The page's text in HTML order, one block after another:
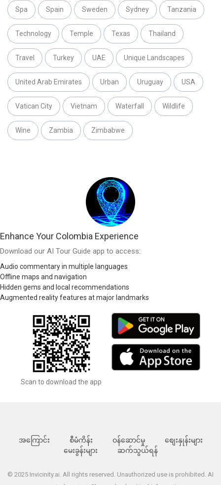
Spa Spain Sweden Sydney Tanzania
Technology Temple Texas Thailand
Travel Turkey UAE Unique Landscapes
United Arab Emirates Urban Uruguay USA
Vatican City Vietnam Waterfall Wildlife
Wine Zambia Zimbabwe
Enhance Your Colombia Experience
Download our AI Tour Guide app to access:
Audio commentary in multiple languages
Offline maps and navigation
Hidden gems and local recommendations
Augmented reality features at major landmarks
Scan to download the app
အကြောင်း စီမံကိန်း ဝန်ဆောင်မှု
စျေးနှုန်းများ
မေးခွန်းများ
ဆက်သွယ်ရန်
© 2025 Invicinity.ai. All rights reserved. Unauthorized use is prohibited. AI